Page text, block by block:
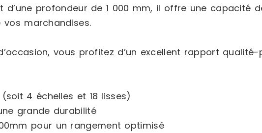
d’une profondeur de 1 000 mm, il offre une capacité
marchandises.
vous profitez d’un excellent rapport
4 échelles et 18 lisses)
grande durabilité
pour un rangement optimisé